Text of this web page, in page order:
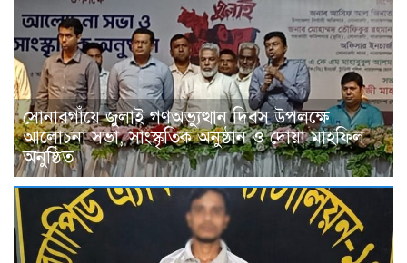
সোনারগাঁয়ে জুলাই গণঅভ্যুত্থান দিবস উপলক্ষে
আলোচনা সভা, সাংস্কৃতিক অনুষ্ঠান ও দোয়া মাহফিল
অনুষ্ঠিত